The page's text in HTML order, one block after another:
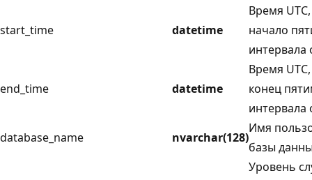
start_time datetime
Время
начало
интервала
end_time datetime
Время
конец
интервала
database_name
nvarchar(128)
Имя
базы
Уровень